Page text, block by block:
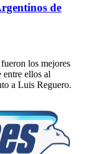
de
los mejores
entre ellos al
a Luis Reguero.